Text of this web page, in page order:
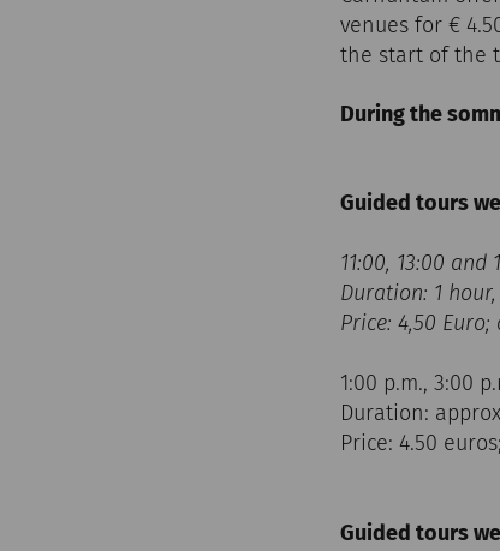
venues for €
the start of the
During the
Guided tours
11:00, 13:00
Duration: 1
Price: 4,50
1:00 p.m., 3:00
Duration:
Price: 4.50
Guided tours